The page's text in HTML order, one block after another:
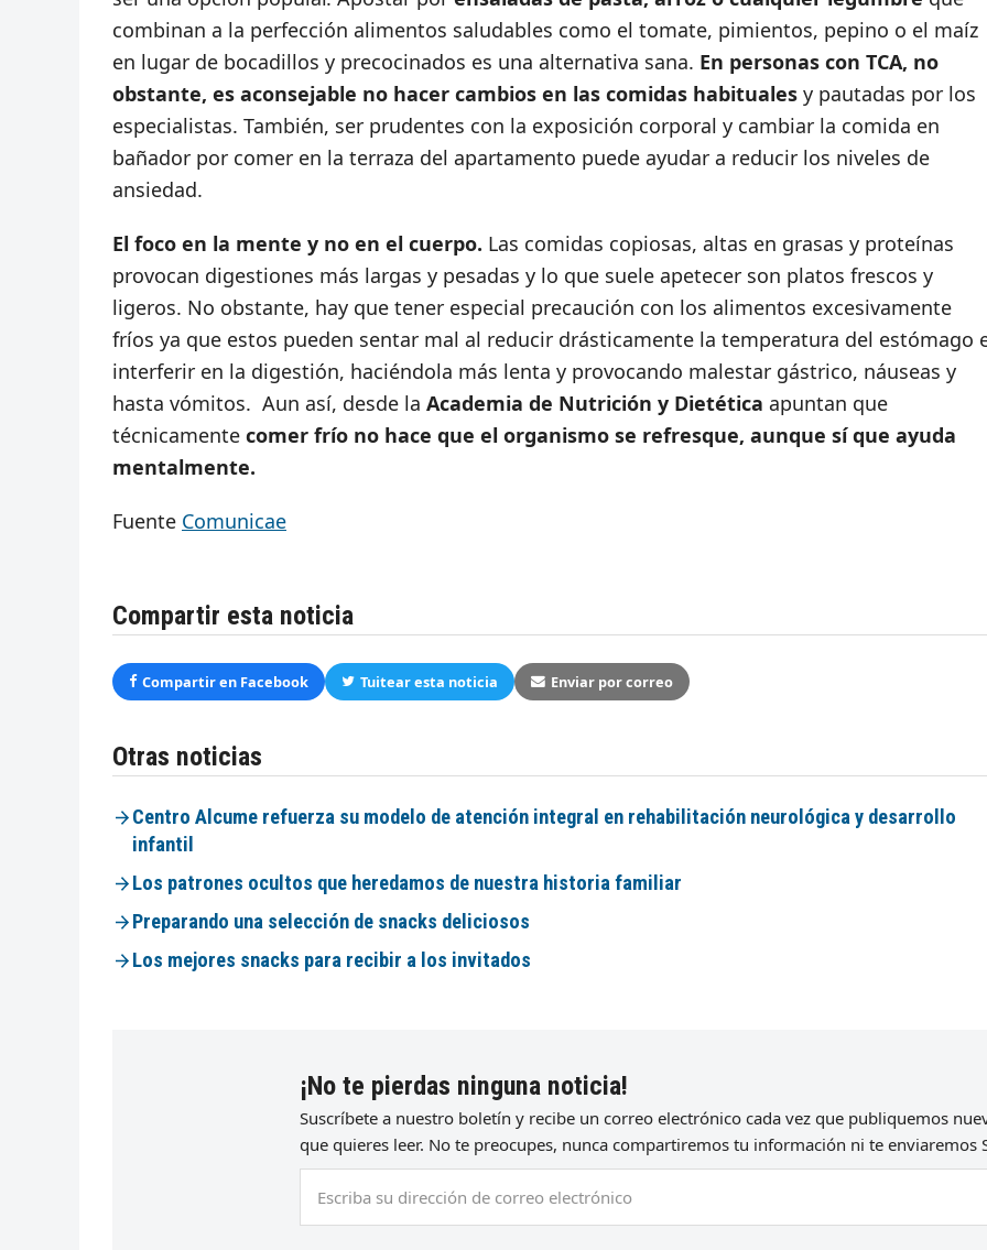
combinan a la perfección alimentos saludables como el tomate, pimientos, pepino o el maíz
en lugar de bocadillos y precocinados es una alternativa sana. En personas con TCA, no
obstante, es aconsejable no hacer cambios en las comidas habituales y pautadas por los
especialistas. También, ser prudentes con la exposición corporal y cambiar la comida en
bañador por comer en la terraza del apartamento puede ayudar a reducir los niveles de
ansiedad.
El foco en la mente y no en el cuerpo. Las comidas copiosas, altas en grasas y proteínas
provocan digestiones más largas y pesadas y lo que suele apetecer son platos frescos y
ligeros. No obstante, hay que tener especial precaución con los alimentos excesivamente
fríos ya que estos pueden sentar mal al reducir drásticamente la temperatura del estómago
interferir en la digestión, haciéndola más lenta y provocando malestar gástrico, náuseas y
hasta vómitos. Aun así, desde la Academia de Nutrición y Dietética apuntan que
técnicamente comer frío no hace que el organismo se refresque, aunque sí que ayuda
mentalmente.
Fuente Comunicae
Compartir esta noticia
Compartir en Facebook Tuitear esta noticia Enviar por correo
Otras noticias
Centro Alcume refuerza su modelo de atención integral en rehabilitación neurológica y desarrollo
infantil
Los patrones ocultos que heredamos de nuestra historia familiar
Preparando una selección de snacks deliciosos
Los mejores snacks para recibir a los invitados
¡No te pierdas ninguna noticia!
Suscríbete a nuestro boletín y recibe un correo electrónico cada vez que publiquemos
que quieres leer. No te preocupes, nunca compartiremos tu información ni te enviaremos